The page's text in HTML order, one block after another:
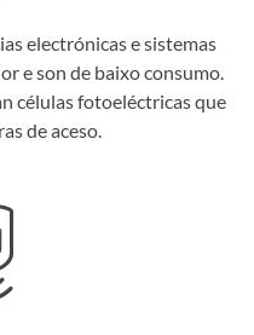
electrónicas e sistemas
e son de baixo consumo.
células fotoeléctricas que
de aceso.